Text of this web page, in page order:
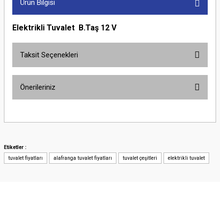
Ürün Bilgisi
Elektrikli Tuvalet B.Taş 12 V
Taksit Seçenekleri
Önerileriniz
yetersiz gördüğünüz noktaları öneri formunu kullanarak tarafımıza
Ürün resmi kalitesiz, bozuk veya görüntülenemiyor.
Etiketler :
tuvalet fiyatları
alafranga tuvalet fiyatları tuvalet çeşitleri elektrikli tuvalet